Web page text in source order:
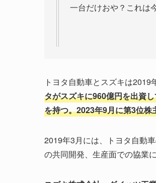
一台だけおや？これは
トヨタ自動車とスズキは2019
タがスズキに960億円を出資
を持つ。2023年9月に第3位株
2019年3月には、トヨタ自動
の共同開発、生産面での協業